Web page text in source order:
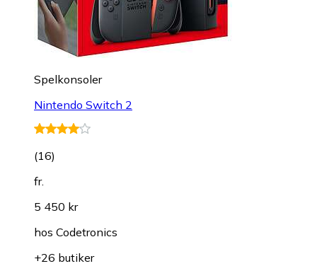
Spelkonsoler
Nintendo Switch 2
(16)
fr.
5 450 kr
hos Codetronics
+26 butiker